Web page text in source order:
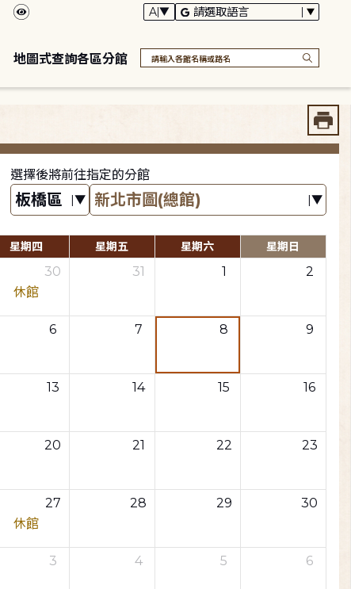
地圖式查詢各區分館
選擇後將前往指定的分館
星期四 星期五 星期六 星期日
30
休館
31 1 2
6 7 8 9
13 14 15 16
20 21 22 23
27
休館
28 29 30
3 4 5 6